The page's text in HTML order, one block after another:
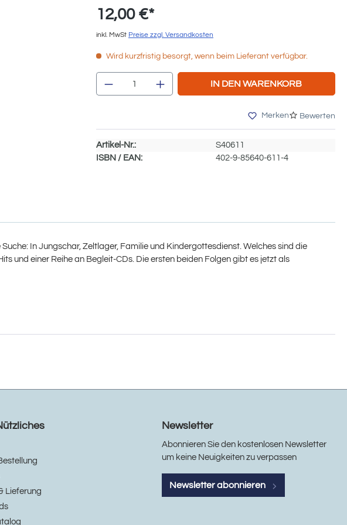
12,00 €*
inkl. MwSt Preise zzgl. Versandkosten
Wird kurzfristig besorgt, wenn beim Lieferant verfügbar.
Produkt Anzahl: Gib den gewünschten
IN DEN WARENKORB
Merken Bewerten
Artikel-Nr.:
S40611
ISBN / EAN:
402-9-85640-611-4
In Jungschar, Zeltlager, Familie und Kindergottesdienst. Welches sind die
und einer Reihe an Begleit-CDs. Die ersten beiden Folgen gibt es jetzt als
Lieferung
Newsletter
Abonnieren Sie den kostenlosen Newsletter
um keine Neuigkeiten zu verpassen
Newsletter abonnieren